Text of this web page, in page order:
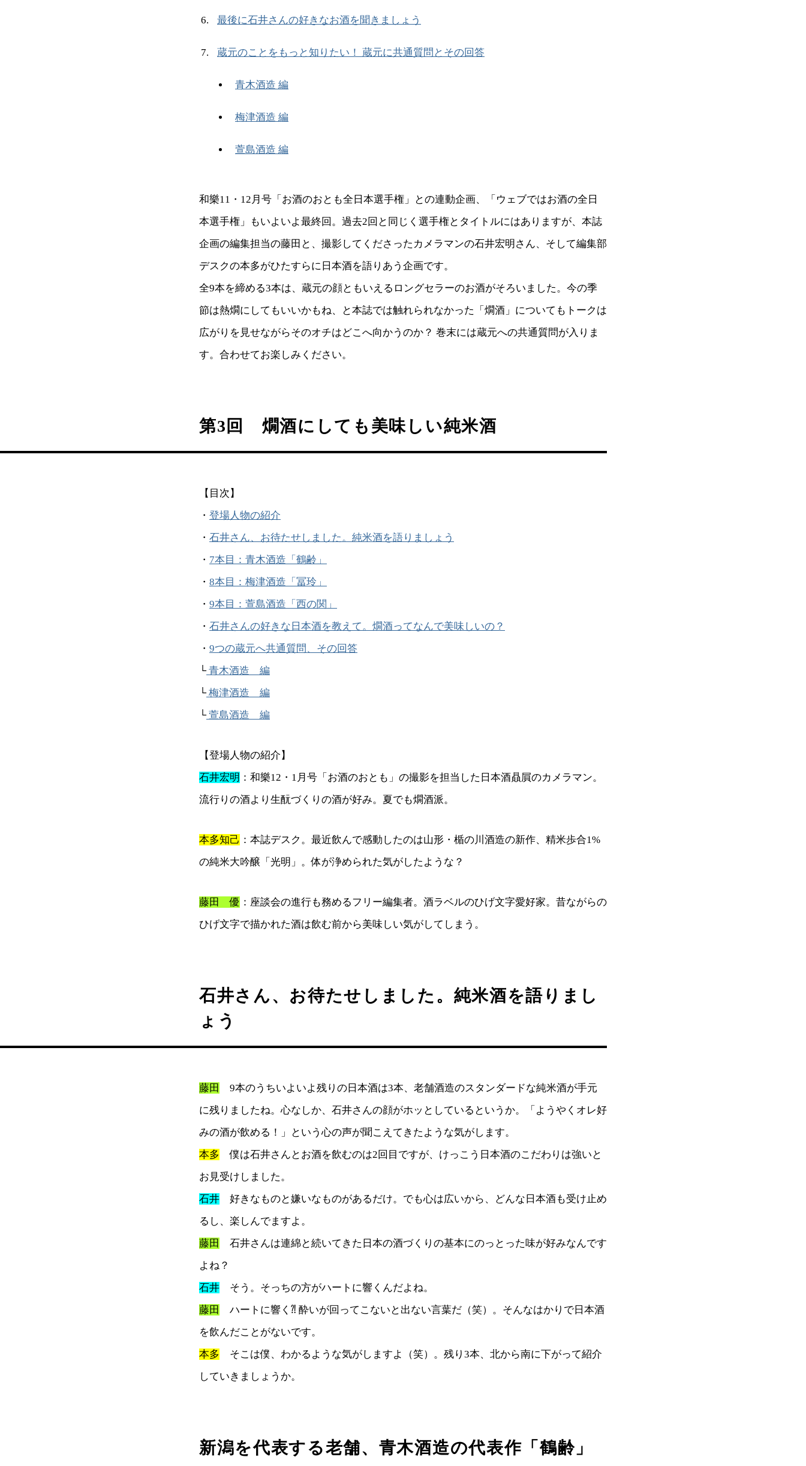
最後に石井さんの好きなお酒を聞きましょう
蔵元のことをもっと知りたい！ 蔵元に共通質問とその回答
青木酒造 編
梅津酒造 編
萱島酒造 編
和樂11・12月号「お酒のおとも全日本選手権」との連動企画、「ウェブではお酒の全日
本選手権」もいよいよ最終回。過去2回と同じく選手権とタイトルにはありますが、本誌
企画の編集担当の藤田と、撮影してくださったカメラマンの石井宏明さん、そして編集部
デスクの本多がひたすらに日本酒を語りあう企画です。
全9本を締める3本は、蔵元の顔ともいえるロングセラーのお酒がそろいました。今の季
節は熱燗にしてもいいかもね、と本誌では触れられなかった「燗酒」についてもトークは
広がりを見せながらそのオチはどこへ向かうのか？ 巻末には蔵元への共通質問が入りま
す。合わせてお楽しみください。
第3回 燗酒にしても美味しい純米酒
【目次】
・ 登場人物の紹介
・ 石井さん、お待たせしました。純米酒を語りましょう
・ 7本目：青木酒造「鶴齢」
・ 8本目：梅津酒造「冨玲」
・ 9本目：萱島酒造「西の関」
・ 石井さんの好きな日本酒を教えて。燗酒ってなんで美味しいの？
・ 9つの蔵元へ共通質問、その回答
└青木酒造 編
└梅津酒造 編
└萱島酒造 編
【登場人物の紹介】
石井宏明 ：和樂12・1月号「お酒のおとも」の撮影を担当した日本酒贔屓のカメラマン。
流行りの酒より生酛づくりの酒が好み。夏でも燗酒派。
本多知己 ：本誌デスク。最近飲んで感動したのは山形・楯の川酒造の新作、精米歩合1%
の純米大吟醸「光明」。体が浄められた気がしたような？
藤田 優 ：座談会の進行も務めるフリー編集者。酒ラベルのひげ文字愛好家。昔ながらの
ひげ文字で描かれた酒は飲む前から美味しい気がしてしまう。
石井さん、お待たせしました。純米酒を語りまし
ょう
藤田
9本のうちいよいよ残りの日本酒は3本、老舗酒造のスタンダードな純米酒が手元
に残りましたね。心なしか、石井さんの顔がホッとしているというか。「ようやくオレ好
みの酒が飲める！」という心の声が聞こえてきたような気がします。
本多 僕は石井さんとお酒を飲むのは2回目ですが、けっこう日本酒のこだわりは強いと
お見受けしました。
石井 好きなものと嫌いなものがあるだけ。でも心は広いから、どんな日本酒も受け止め
るし、楽しんでますよ。
藤田
石井さんは連綿と続いてきた日本の酒づくりの基本にのっとった味が好みなんです
よね？
石井 そう。そっちの方がハートに響くんだよね。
藤田
ハートに響く⁈ 酔いが回ってこないと出ない言葉だ（笑）。そんなはかりで日本酒
を飲んだことがないです。
本多 そこは僕、わかるような気がしますよ（笑）。残り3本、北から南に下がって紹介
していきましょうか。
新潟を代表する老舗、青木酒造の代表作「鶴齢」